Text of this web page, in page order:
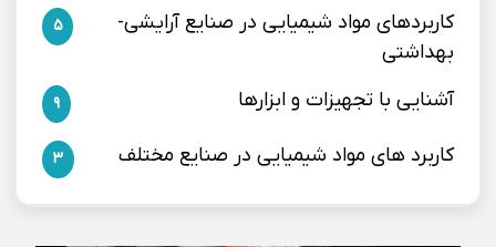
کاربردهای مواد شیمیایی در صنایع آرایشی-
بهداشتی
5
آشنایی با تجهیزات و ابزارها 9
کاربرد های مواد شیمیایی در صنایع مختلف 3